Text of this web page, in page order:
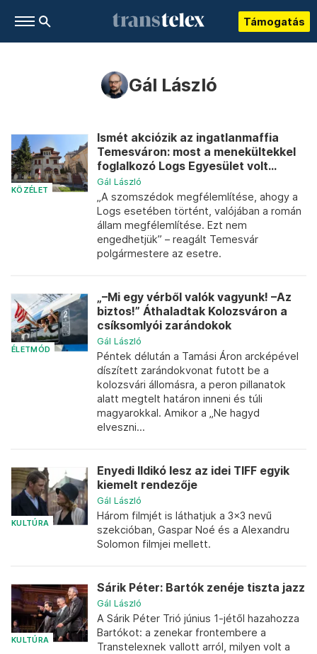
Támogatás
Gál László
KÖZÉLET
Ismét akciózik az ingatlanmaffia
Temesváron: most a menekültekkel
foglalkozó Logs Egyesület volt...
Gál László
„A szomszédok megfélemlítése, ahogy a
Logs esetében történt, valójában a román
állam megfélemlítése. Ezt nem
engedhetjük” – reagált Temesvár
polgármestere az esetre.
ÉLETMÓD
„–Mi egy vérből valók vagyunk! –Az
biztos!” Áthaladtak Kolozsváron a
csíksomlyói zarándokok
Gál László
Péntek délután a Tamási Áron arcképével
díszített zarándokvonat futott be a
kolozsvári állomásra, a peron pillanatok
alatt megtelt határon inneni és túli
magyarokkal. Amikor a „Ne hagyd
elveszni...
KULTÚRA
Enyedi Ildikó lesz az idei TIFF egyik
kiemelt rendezője
Gál László
Három filmjét is láthatjuk a 3x3 nevű
szekcióban, Gaspar Noé és a Alexandru
Solomon filmjei mellett.
KULTÚRA
Sárik Péter: Bartók zenéje tiszta jazz
Gál László
A Sárik Péter Trió június 1-jétől hazahozza
Bartókot: a zenekar frontembere a
Transtelexnek vallott arról, milyen volt a